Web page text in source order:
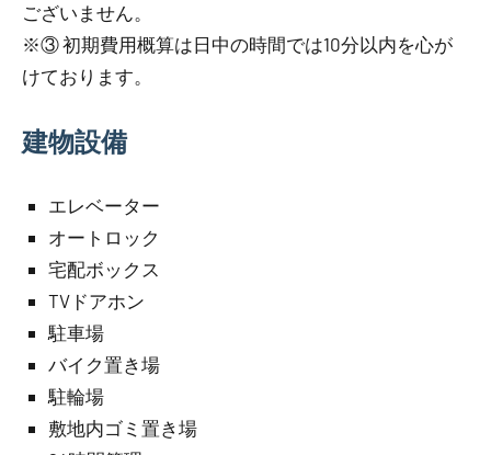
ございません。
※③ 初期費用概算は日中の時間では10分以内を心が
けております。
建物設備
エレベーター
オートロック
宅配ボックス
TVドアホン
駐車場
バイク置き場
駐輪場
敷地内ゴミ置き場